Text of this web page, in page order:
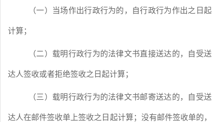
（一）当场作出行政行为的，自行政行为作出之日起
计算；
（二）载明行政行为的法律文书直接送达的，自受送
达人签收或者拒绝签收之日起计算；
（三）载明行政行为的法律文书邮寄送达的，自受送
达人在邮件签收单上签收之日起计算；没有邮件签收单的，